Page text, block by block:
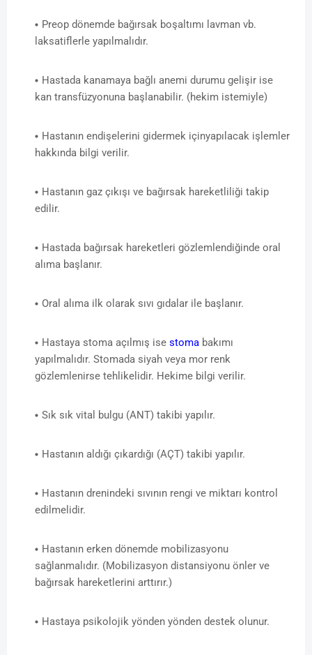
Preop dönemde bağırsak boşaltımı lavman vb.
laksatiflerle yapılmalıdır.
Hastada kanamaya bağlı anemi durumu gelişir ise
kan transfüzyonuna başlanabilir. (hekim istemiyle)
Hastanın endişelerini gidermek içinyapılacak işlemler
hakkında bilgi verilir.
Hastanın gaz çıkışı ve bağırsak hareketliliği takip
edilir.
Hastada bağırsak hareketleri gözlemlendiğinde oral
alıma başlanır.
Oral alıma ilk olarak sıvı gıdalar ile başlanır.
Hastaya stoma açılmış ise stoma bakımı
yapılmalıdır. Stomada siyah veya mor renk
gözlemlenirse tehlikelidir. Hekime bilgi verilir.
Sık sık vital bulgu (ANT) takibi yapılır.
Hastanın aldığı çıkardığı (AÇT) takibi yapılır.
Hastanın drenindeki sıvının rengi ve miktarı kontrol
edilmelidir.
Hastanın erken dönemde mobilizasyonu
sağlanmalıdır. (Mobilizasyon distansiyonu önler ve
bağırsak hareketlerini arttırır.)
Hastaya psikolojik yönden yönden destek olunur.